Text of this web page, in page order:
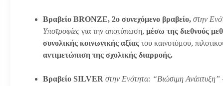
ΒραβείοBRONZE, 2ο συνεχόμενο βραβείο,στην
Υποτροφίεςγια την αποτύπωση, μέσω της διεθνούς
συνολικής κοινωνικής αξίαςτου καινοτόμου,
αντιμετώπιση της σχολικής διαρροής.
Βραβείο SILVER στην Ενότητα: “Βιώσιμη